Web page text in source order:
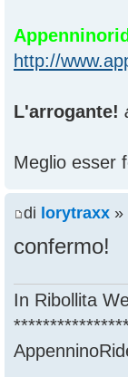
http://
L'arrogante!
Meglio esser
di lorytraxx »
confermo!
In Ribollita